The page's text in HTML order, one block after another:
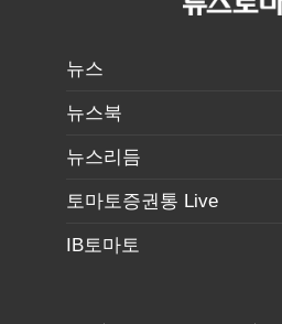
뉴스
뉴스북
뉴스리듬
토마토증권통 Live
IB토마토